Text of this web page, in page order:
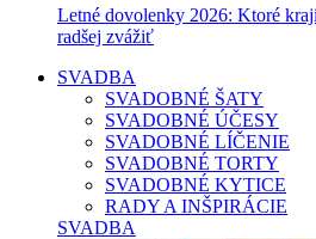
Letné dovolenky 2026: Ktoré
radšej zvážiť
SVADBA
SVADOBNÉ ŠATY
SVADOBNÉ ÚČESY
SVADOBNÉ LÍČENIE
SVADOBNÉ TORTY
SVADOBNÉ KYTICE
RADY A INŠPIRÁCIE
SVADBA